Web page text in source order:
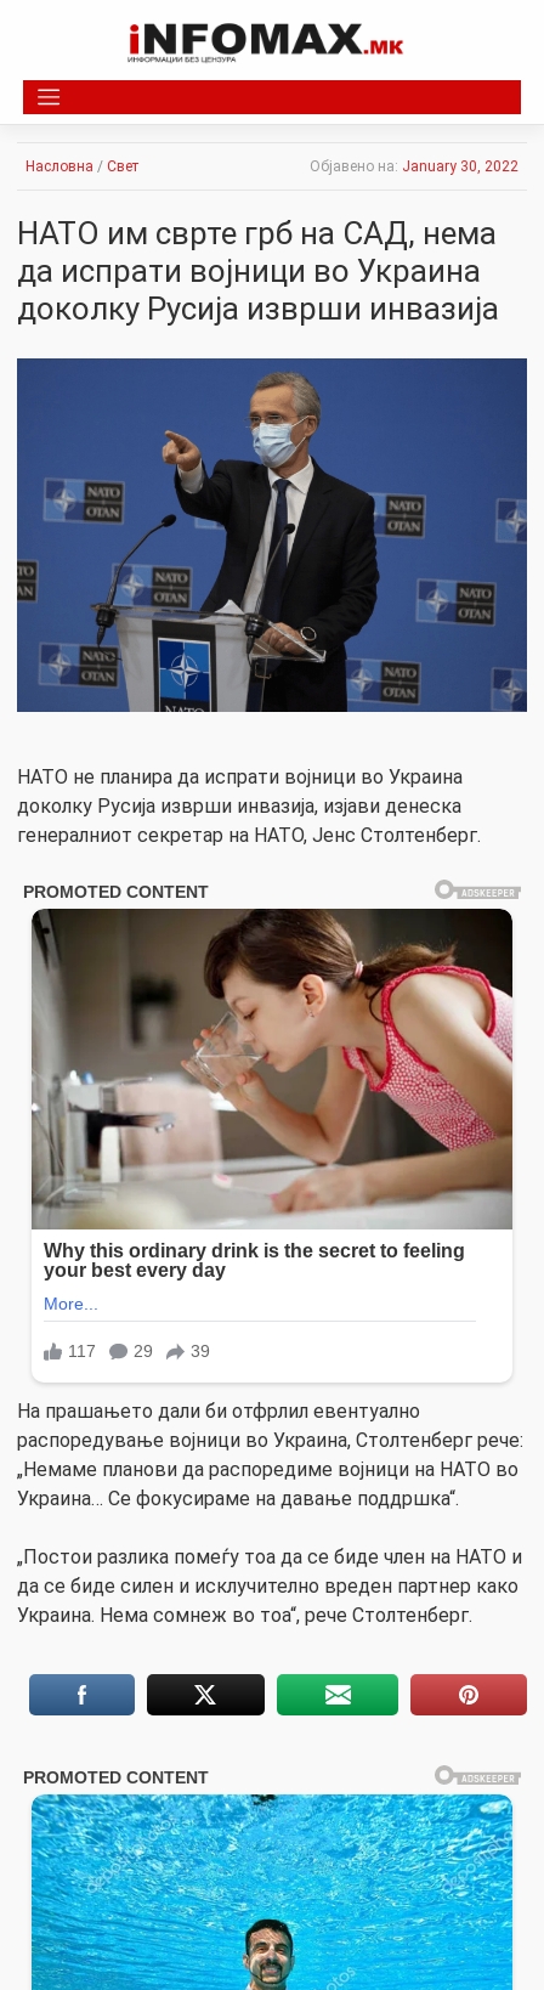
Насловна / Свет Објавено на: January 30, 2022
НАТО им сврте грб на САД, нема
да испрати војници во Украина
доколку Русија изврши инвазија
НАТО не планира да испрати војници во Украина
доколку Русија изврши инвазија, изјави денеска
генералниот секретар на НАТО, Јенс Столтенберг.
На прашањето дали би отфрлил евентуално
распоредување војници во Украина, Столтенберг рече:
„Немаме планови да распоредиме војници на НАТО во
Украина… Се фокусираме на давање поддршка“.
„Постои разлика помеѓу тоа да се биде член на НАТО и
да се биде силен и исклучително вреден партнер како
Украина. Нема сомнеж во тоа“, рече Столтенберг.